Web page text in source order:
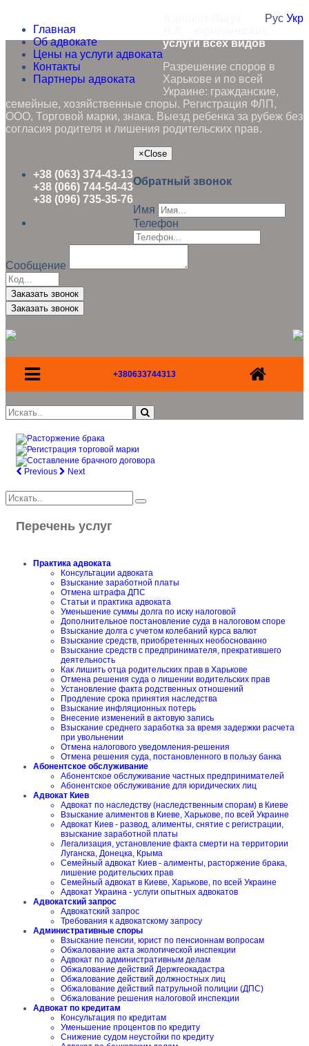
Главная
Об адвокате
Цены на услуги адвоката
Контакты
Партнеры адвоката
Рус Укр
услуги всех видов
Разрешение споров в
Харькове и по всей
Украине: гражданские,
семейные, хозяйственные споры. Регистрация ФЛП,
ООО, Торговой марки, знака. Выезд ребенка за рубеж без
согласия родителя и лишения родительских прав.
+38 (063) 374-43-13
+38 (066) 744-54-43
+38 (096) 735-35-76
×Close
Обратный звонок
Имя
Телефон
Сообщение
Заказать звонок
+380633744313
Previous Next
Перечень услуг
Практика адвоката
Консультации адвоката
Взыскание заработной платы
Отмена штрафа ДПС
Статьи и практика адвоката
Уменьшение суммы долга по иску налоговой
Дополнительное постановление суда в налоговом споре
Взыскание долга с учетом колебаний курса валют
Взыскание средств, приобретенных необоснованно
Взыскание средств с предпринимателя, прекратившего
деятельность
Как лишить отца родительских прав в Харькове
Отмена решения суда о лишении водительских прав
Установление факта родственных отношений
Продление срока принятия наследства
Взыскание инфляционных потерь
Внесение изменений в актовую запись
Взыскание среднего заработка за время задержки расчета
при увольнении
Отмена налогового уведомления-решения
Отмена решения суда, постановленного в пользу банка
Абонентское обслуживание
Абонентское обслуживание частных предпринимателей
Абонентское обслуживание для юридических лиц
Адвокат Киев
Адвокат по наследству (наследственным спорам) в Киеве
Взыскание алиментов в Киеве, Харькове, по всей Украине
Адвокат Киев - развод, алименты, снятие с регистрации,
взыскание заработной платы
Легализация, установление факта смерти на территории
Луганска, Донецка, Крыма
Семейный адвокат Киев - алименты, расторжение брака,
лишение родительских прав
Семейный адвокат в Киеве, Харькове, по всей Украине
Адвокат Украина - услуги опытных адвокатов
Адвокатский запрос
Адвокатский запрос
Требования к адвокатскому запросу
Административные споры
Взыскание пенсии, юрист по пенсионнам вопросам
Обжалование акта экологической инспекции
Адвокат по административным делам
Обжалование действий Держгеокадастра
Обжалование действий должностных лиц
Обжалование действий патрульной полиции (ДПС)
Обжалование решения налоговой инспекции
Адвокат по кредитам
Консультация по кредитам
Уменьшение процентов по кредиту
Снижение судом неустойки по кредиту